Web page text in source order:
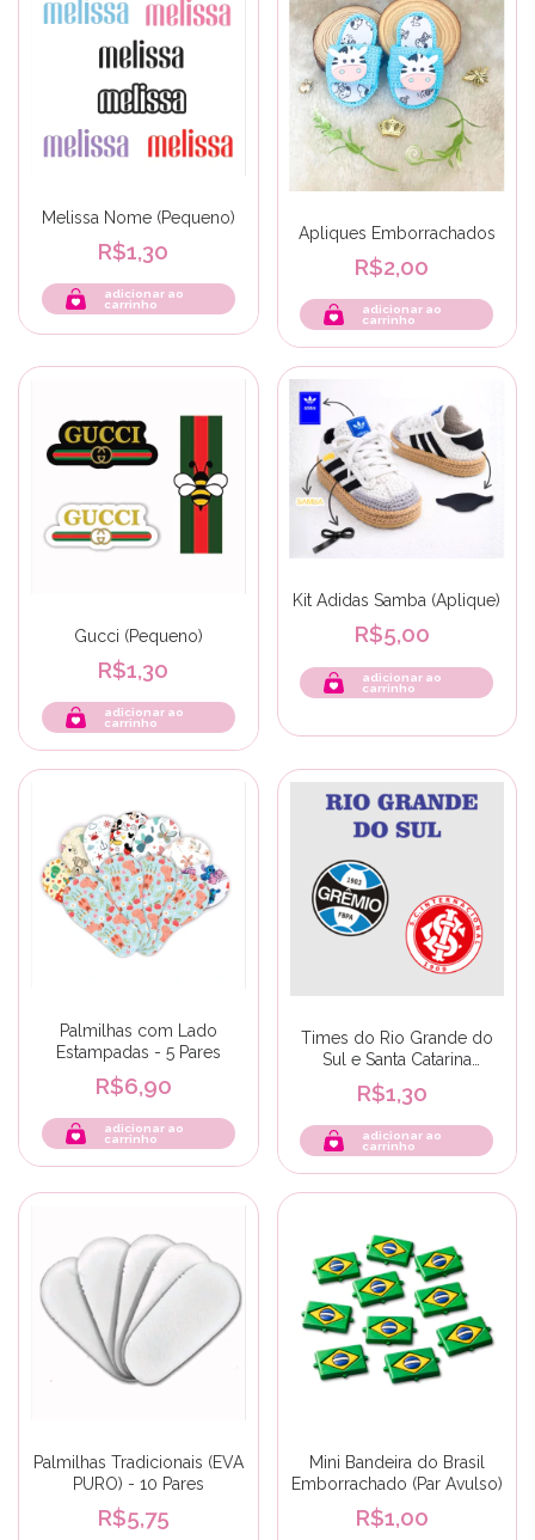
Melissa Nome (Pequeno)
R$1,30
adicionar ao
carrinho
Apliques Emborrachados
R$2,00
adicionar ao
carrinho
Gucci (Pequeno)
R$1,30
adicionar ao
carrinho
Kit Adidas Samba (Aplique)
R$5,00
Palmilhas com Lado
Estampadas - 5 Pares
R$6,90
adicionar ao
carrinho
Times do Rio Grande do
Sul e Santa Catarina
(Pequeno)
R$1,30
adicionar ao
carrinho
Palmilhas Tradicionais (EVA
PURO) - 10 Pares
R$5,75
Mini Bandeira do Brasil
Emborrachado (Par Avulso)
R$1,00